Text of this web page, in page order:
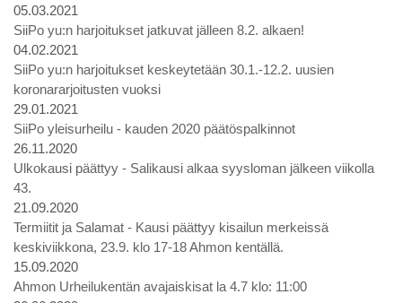
05.03.2021
SiiPo yu:n harjoitukset jatkuvat jälleen 8.2. alkaen!
04.02.2021
SiiPo yu:n harjoitukset keskeytetään 30.1.-12.2. uusien
koronararjoitusten vuoksi
29.01.2021
SiiPo yleisurheilu - kauden 2020 päätöspalkinnot
26.11.2020
Ulkokausi päättyy - Salikausi alkaa syysloman jälkeen viikolla
43.
21.09.2020
Termiitit ja Salamat - Kausi päättyy kisailun merkeissä
keskiviikkona, 23.9. klo 17-18 Ahmon kentällä.
15.09.2020
Ahmon Urheilukentän avajaiskisat la 4.7 klo: 11:00